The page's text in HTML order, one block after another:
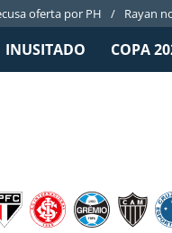
oferta por PH Rayan
INUSITADO COPA